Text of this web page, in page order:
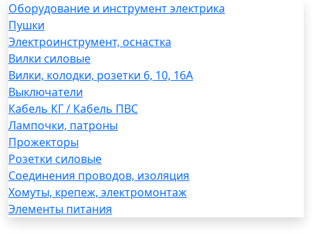
Оборудование и инструмент электрика
Пушки
Электроинструмент, оснастка
Вилки силовые
Вилки, колодки, розетки 6, 10, 16А
Выключатели
Кабель КГ / Кабель ПВС
Лампочки, патроны
Прожекторы
Розетки силовые
Соединения проводов, изоляция
Хомуты, крепеж, электромонтаж
Элементы питания